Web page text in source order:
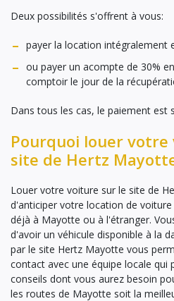
Deux possibilités s'offrent à vous:
payer la location intégralement
ou payer un acompte de 30%
comptoir le jour de la
Dans tous les cas, le paiement est
Pourquoi louer
site de Hertz
Louer votre voiture sur le site de
d'anticiper votre location de
déjà à Mayotte ou à l'étranger.
d'avoir un véhicule disponible à la
par le site Hertz Mayotte vous
contact avec une équipe locale qui
conseils dont vous aurez besoin
les routes de Mayotte soit la